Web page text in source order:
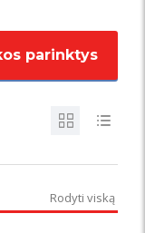
parinktys
Rodyti viską